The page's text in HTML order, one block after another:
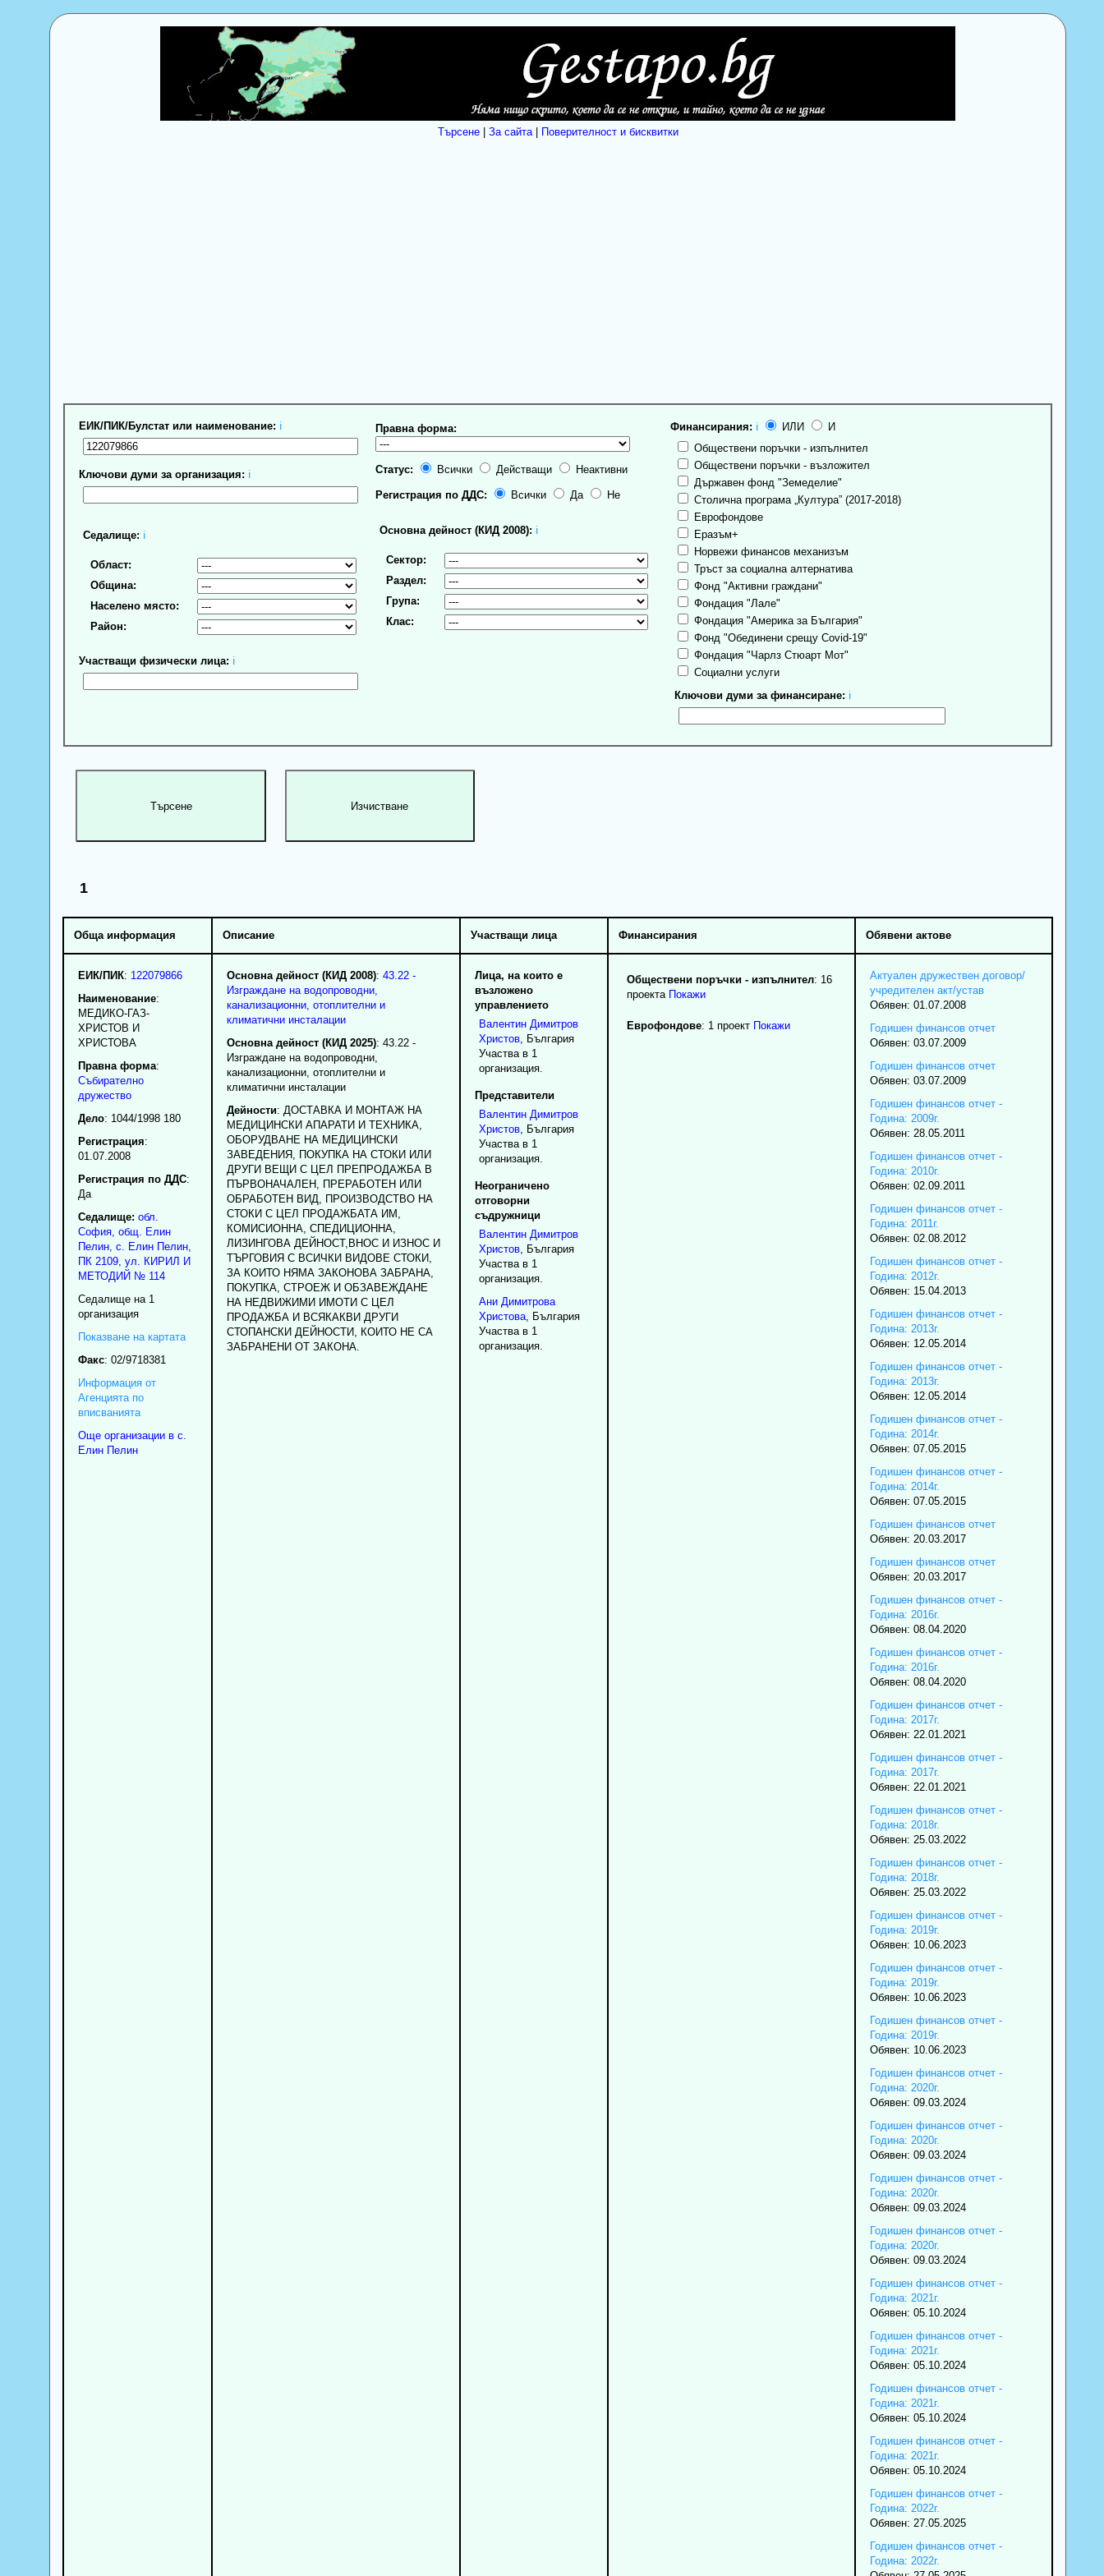
Търсене| За сайта| Поверителност и бисквитки
ЕИК/ПИК/Булстат или наименование: ℹ
Ключови думи за организация: ℹ
Седалище: ℹ
Област:
Община:
Населено място:
Район:
Участващи физически лица: ℹ
Правна форма:
Статус: Всички Действащи Неактивни
Регистрация по ДДС: Всички Да Не
Основна дейност (КИД 2008): ℹ
Сектор:
Раздел:
Група:
Клас:
Финансирания: ℹ ИЛИ
И
Обществени поръчки - изпълнител
Обществени поръчки - възложител
Държавен фонд "Земеделие"
Столична програма „Култура” (2017-2018)
Еврофондове
Еразъм+
Норвежи финансов механизъм
Тръст за социална алтернатива
Фонд "Активни граждани"
Фондация "Лале"
Фондация "Америка за България"
Фонд "Обединени срещу Covid-19"
Фондация "Чарлз Стюарт Мот"
Социални услуги
Ключови думи за финансиране: ℹ
1
Обща информация Описание Участващи лица Финансирания Обявени актове
ЕИК/ПИК: 122079866
Наименование:
МЕДИКО-ГАЗ-
ХРИСТОВ И
ХРИСТОВА
Правна форма:
Събирателно
дружество
Дело: 1044/1998 180
Регистрация:
01.07.2008
Регистрация по ДДС:
Да
Седалище: обл.
София, общ. Елин
Пелин, с. Елин Пелин,
ПК 2109, ул. КИРИЛ И
МЕТОДИЙ № 114
Седалище на 1
организация
Показване на картата
Факс: 02/9718381
Информация от
Агенцията по
вписванията
Още организации в с.
Елин Пелин
Основна дейност (КИД 2008): 43.22 -
Изграждане на водопроводни,
канализационни, отоплителни и
климатични инсталации
Основна дейност (КИД 2025): 43.22 -
Изграждане на водопроводни,
канализационни, отоплителни и
климатични инсталации
Дейности: ДОСТАВКА И МОНТАЖ НА
МЕДИЦИНСКИ АПАРАТИ И ТЕХНИКА,
ОБОРУДВАНЕ НА МЕДИЦИНСКИ
ЗАВЕДЕНИЯ, ПОКУПКА НА СТОКИ ИЛИ
ДРУГИ ВЕЩИ С ЦЕЛ ПРЕПРОДАЖБА В
ПЪРВОНАЧАЛЕН, ПРЕРАБОТЕН ИЛИ
ОБРАБОТЕН ВИД, ПРОИЗВОДСТВО НА
СТОКИ С ЦЕЛ ПРОДАЖБАТА ИМ,
КОМИСИОННА, СПЕДИЦИОННА,
ЛИЗИНГОВА ДЕЙНОСТ,ВНОС И ИЗНОС И
ТЪРГОВИЯ С ВСИЧКИ ВИДОВЕ СТОКИ,
ЗА КОИТО НЯМА ЗАКОНОВА ЗАБРАНА,
ПОКУПКА, СТРОЕЖ И ОБЗАВЕЖДАНЕ
НА НЕДВИЖИМИ ИМОТИ С ЦЕЛ
ПРОДАЖБА И ВСЯКАКВИ ДРУГИ
СТОПАНСКИ ДЕЙНОСТИ, КОИТО НЕ СА
ЗАБРАНЕНИ ОТ ЗАКОНА.
Лица, на които е
възложено
управлението
Валентин Димитров
Христов, България
Участва в 1
организация.
Представители
Валентин Димитров
Христов, България
Участва в 1
организация.
Неограничено
отговорни
съдружници
Валентин Димитров
Христов, България
Участва в 1
организация.
Ани Димитрова
Христова, България
Участва в 1
организация.
Обществени поръчки - изпълнител: 16
проекта Покажи
Еврофондове: 1 проект Покажи
Актуален дружествен договор/
учредителен акт/устав
Обявен: 01.07.2008
Годишен финансов отчет
Обявен: 03.07.2009
Годишен финансов отчет
Обявен: 03.07.2009
Годишен финансов отчет -
Година: 2009г.
Обявен: 28.05.2011
Годишен финансов отчет -
Година: 2010г.
Обявен: 02.09.2011
Годишен финансов отчет -
Година: 2011г.
Обявен: 02.08.2012
Годишен финансов отчет -
Година: 2012г.
Обявен: 15.04.2013
Годишен финансов отчет -
Година: 2013г.
Обявен: 12.05.2014
Годишен финансов отчет -
Година: 2013г.
Обявен: 12.05.2014
Годишен финансов отчет -
Година: 2014г.
Обявен: 07.05.2015
Годишен финансов отчет -
Година: 2014г.
Обявен: 07.05.2015
Годишен финансов отчет
Обявен: 20.03.2017
Годишен финансов отчет
Обявен: 20.03.2017
Годишен финансов отчет -
Година: 2016г.
Обявен: 08.04.2020
Годишен финансов отчет -
Година: 2016г.
Обявен: 08.04.2020
Годишен финансов отчет -
Година: 2017г.
Обявен: 22.01.2021
Годишен финансов отчет -
Година: 2017г.
Обявен: 22.01.2021
Годишен финансов отчет -
Година: 2018г.
Обявен: 25.03.2022
Годишен финансов отчет -
Година: 2018г.
Обявен: 25.03.2022
Годишен финансов отчет -
Година: 2019г.
Обявен: 10.06.2023
Годишен финансов отчет -
Година: 2019г.
Обявен: 10.06.2023
Годишен финансов отчет -
Година: 2019г.
Обявен: 10.06.2023
Годишен финансов отчет -
Година: 2020г.
Обявен: 09.03.2024
Годишен финансов отчет -
Година: 2020г.
Обявен: 09.03.2024
Годишен финансов отчет -
Година: 2020г.
Обявен: 09.03.2024
Годишен финансов отчет -
Година: 2020г.
Обявен: 09.03.2024
Годишен финансов отчет -
Година: 2021г.
Обявен: 05.10.2024
Годишен финансов отчет -
Година: 2021г.
Обявен: 05.10.2024
Годишен финансов отчет -
Година: 2021г.
Обявен: 05.10.2024
Годишен финансов отчет -
Година: 2021г.
Обявен: 05.10.2024
Годишен финансов отчет -
Година: 2022г.
Обявен: 27.05.2025
Годишен финансов отчет -
Година: 2022г.